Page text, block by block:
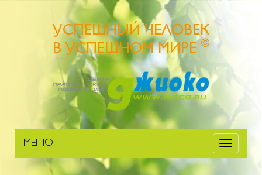
УСПЕШНЫЙ ЧЕЛОВЕК
В УСПЕШНОМ МИРЕ ©
Меню
МЕНЮ